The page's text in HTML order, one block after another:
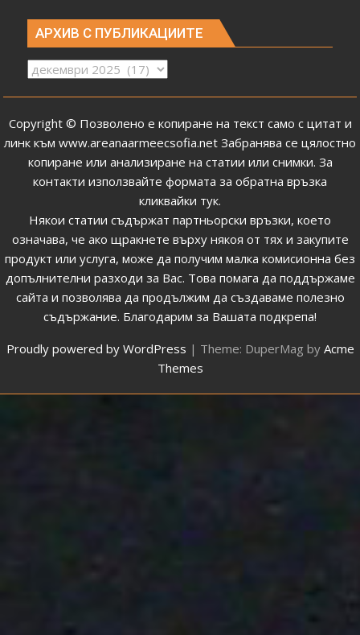
АРХИВ С ПУБЛИКАЦИИТЕ
Архив
Copyright © Позволено е копиране на текст само с цитат и
линк към www.areanaarmeecsofia.net Забранява се цялостно
копиране или анализиране на статии или снимки. За
контакти използвайте формата за обратна връзка
кликвайки тук.
Някои статии съдържат партньорски връзки, което
означава, че ако щракнете върху някоя от тях и закупите
продукт или услуга, може да получим малка комисионна без
допълнителни разходи за Вас. Това помага да поддържаме
сайта и позволява да продължим да създаваме полезно
съдържание. Благодарим за Вашата подкрепа!
Proudly powered by WordPress | Theme: DuperMag by Acme
Themes